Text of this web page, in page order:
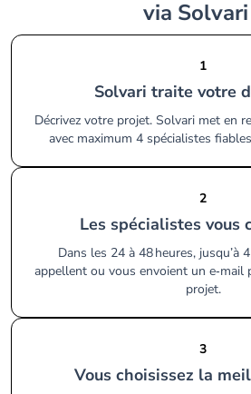
via Solvari
1
Solvari traite votre
Décrivez votre projet. Solvari met en
avec maximum 4 spécialistes
2
Les spécialistes vous
Dans les 24 à 48 heures, jusqu’à
appellent ou vous envoient un e‑mail
projet.
3
Vous choisissez la